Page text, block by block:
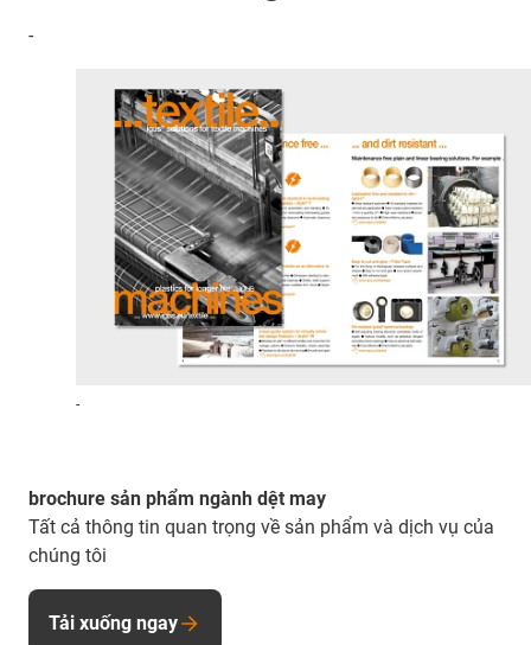
-
-
brochure sản phẩm ngành dệt may
Tất cả thông tin quan trọng về sản phẩm và dịch vụ của
chúng tôi
Tải xuống ngay